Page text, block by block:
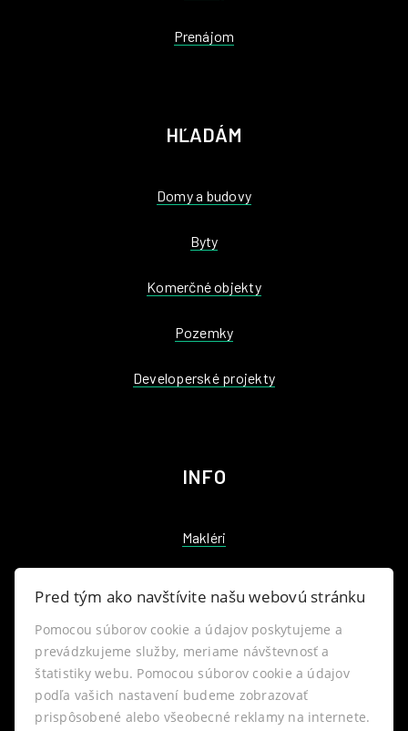
Prenájom
HĽADÁM
Domy a budovy
Byty
Komerčné objekty
Pozemky
Developerské projekty
INFO
Makléri
Kontakt
Blog
Nastavenie cookies
Pred tým ako navštívite našu webovú stránku
Pomocou súborov cookie a údajov poskytujeme a
prevádzkujeme služby, meriame návštevnosť a
štatistiky webu. Pomocou súborov cookie a údajov
podľa vašich nastavení budeme zobrazovať
prispôsobené alebo všeobecné reklamy na internete.